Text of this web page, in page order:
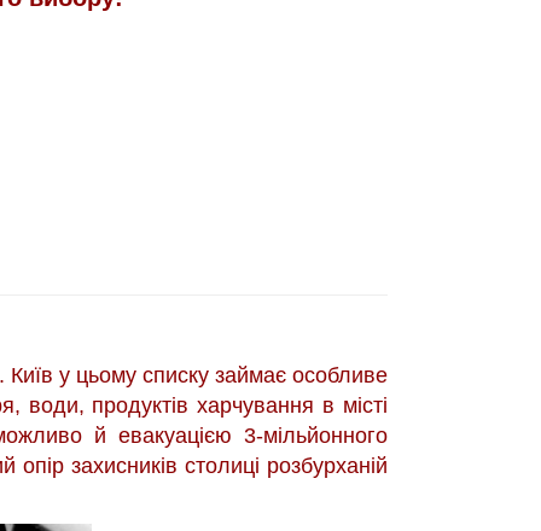
Київ у цьому списку займає особливе
води, продуктів харчування в місті
й евакуацією 3-мільйонного
захисників столиці розбурханій